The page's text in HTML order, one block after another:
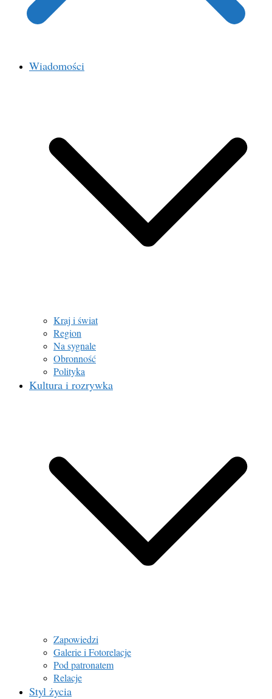
Wiadomości
Kraj i świat
Region
Na sygnale
Obronność
Polityka
Kultura i rozrywka
Zapowiedzi
Galerie i Fotorelacje
Pod patronatem
Relacje
Styl życia